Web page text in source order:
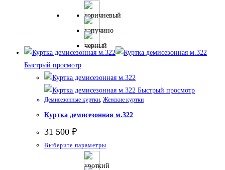
имеет
несколько
вариаций.
Опции
выбрать
на
товара.
Быстрый просмотр
Быстрый просмотр
Демисезонные куртки, Женские куртки
Куртка демисезонная м.322
31 500 ₽
Выберите параметры